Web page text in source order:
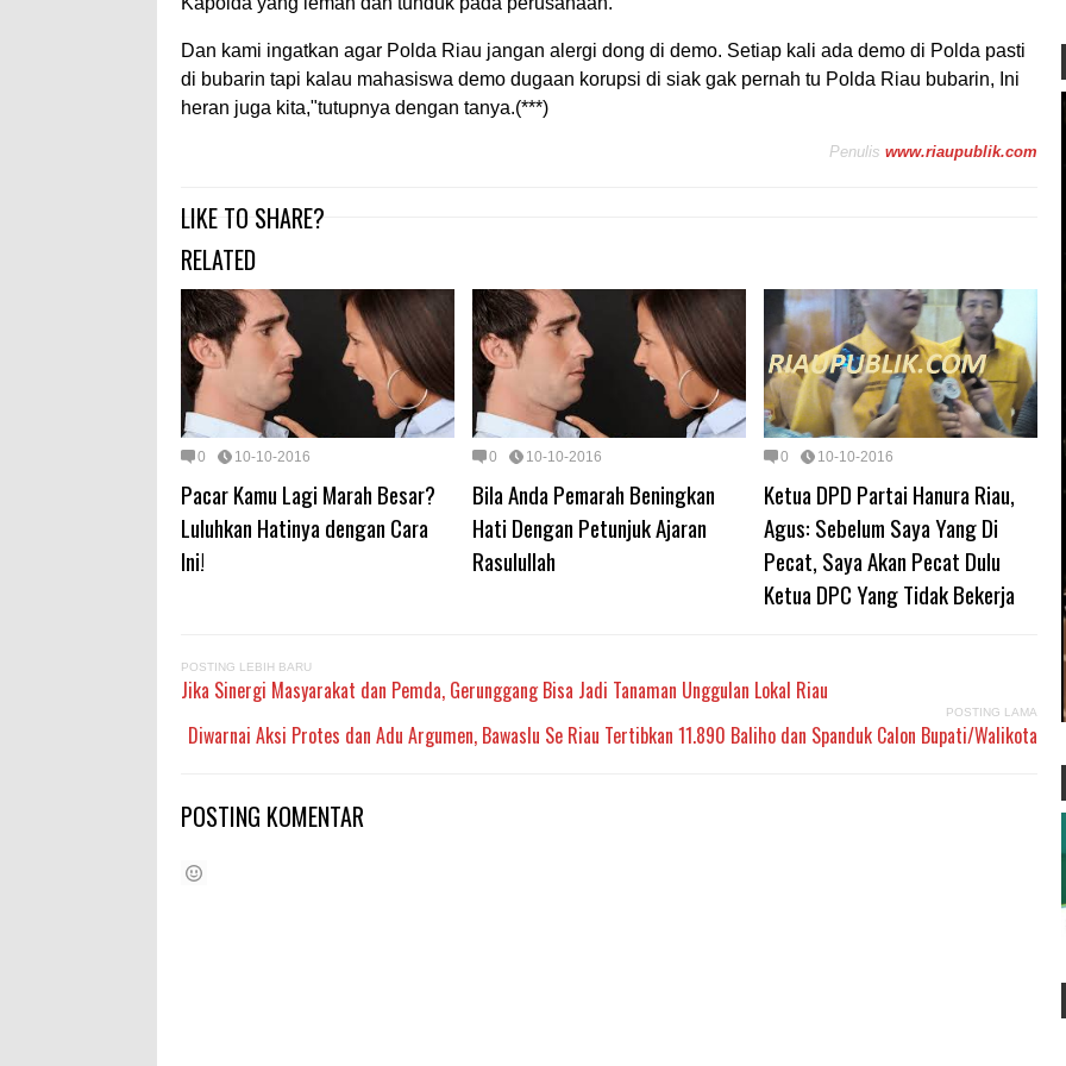
Dan kami ingatkan agar Polda Riau jangan alergi dong di demo. Setiap kali ada demo di Polda pasti
di bubarin tapi kalau mahasiswa demo dugaan korupsi di siak gak pernah tu Polda Riau bubarin, Ini
heran juga kita,"tutupnya dengan tanya.(***)
Penulis www.riaupublik.com
LIKE TO SHARE?
RELATED
0 10-10-2016
Pacar Kamu Lagi Marah Besar?
Luluhkan Hatinya dengan Cara
Ini!
0 10-10-2016
Bila Anda Pemarah Beningkan
Hati Dengan Petunjuk Ajaran
Rasulullah
0 10-10-2016
Ketua DPD Partai Hanura Riau,
Agus: Sebelum Saya Yang Di
Pecat, Saya Akan Pecat Dulu
Ketua DPC Yang Tidak Bekerja
POSTING LEBIH BARU
Jika Sinergi Masyarakat dan Pemda, Gerunggang Bisa Jadi Tanaman Unggulan Lokal Riau
POSTING LAMA
Diwarnai Aksi Protes dan Adu Argumen, Bawaslu Se Riau Tertibkan 11.890 Baliho dan Spanduk Calon Bupati/Walikota
POSTING KOMENTAR